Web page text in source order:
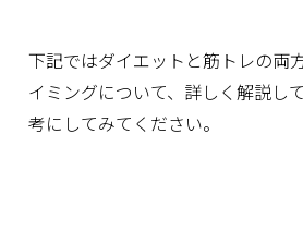
下記ではダイエットと筋トレの両
イミングについて、詳しく解説し
考にしてみてください。